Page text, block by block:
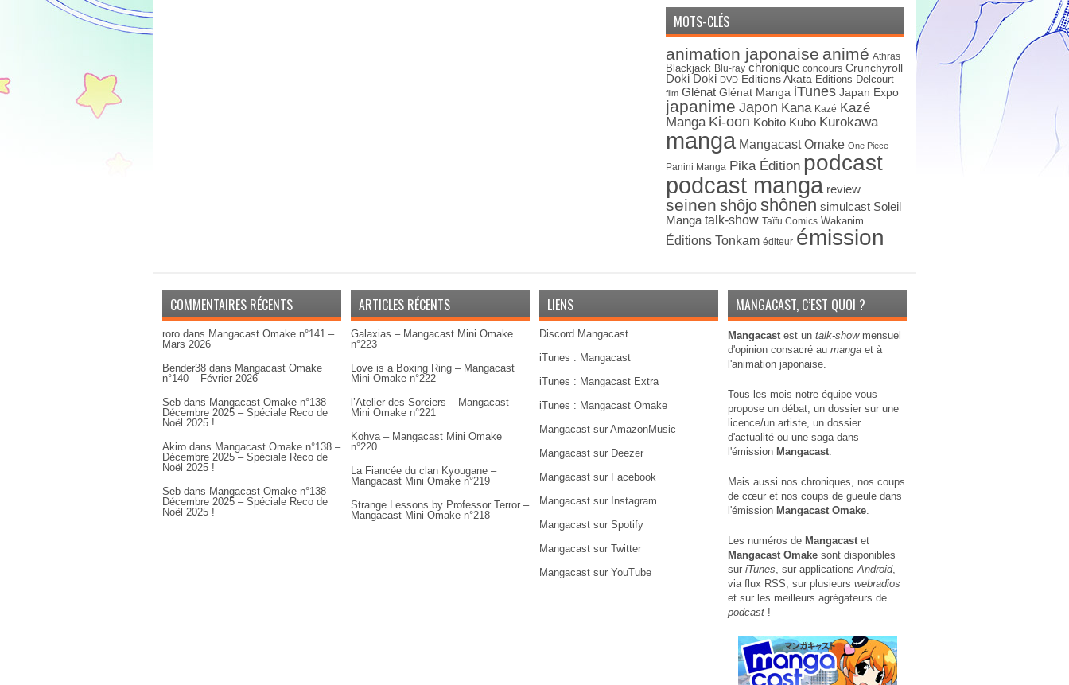
MOTS-CLÉS
animation japonaise animé Athras
Blackjack Blu-ray chronique concours Crunchyroll
Doki Doki DVD Editions Akata Editions Delcourt
film Glénat Glénat Manga iTunes Japan Expo
japanime Japon Kana Kazé Kazé
Manga Ki-oon Kobito Kubo Kurokawa
manga Mangacast Omake One Piece
Panini Manga Pika Édition podcast
podcast manga review
seinen shôjoshônen simulcast Soleil
Manga talk-show Taïfu Comics Wakanim
Éditions Tonkam éditeur émission
COMMENTAIRES RÉCENTS
roro dans Mangacast Omake n°141 –
Mars 2026
Bender38 dans Mangacast Omake
n°140 – Février 2026
Seb dans Mangacast Omake n°138 –
Décembre 2025 – Spéciale Reco de
Noël 2025 !
Akiro dans Mangacast Omake n°138 –
Décembre 2025 – Spéciale Reco de
Noël 2025 !
Seb dans Mangacast Omake n°138 –
Décembre 2025 – Spéciale Reco de
Noël 2025 !
ARTICLES RÉCENTS
Galaxias – Mangacast Mini Omake
n°223
Love is a Boxing Ring – Mangacast
Mini Omake n°222
l’Atelier des Sorciers – Mangacast
Mini Omake n°221
Kohva – Mangacast Mini Omake
n°220
La Fiancée du clan Kyougane –
Mangacast Mini Omake n°219
Strange Lessons by Professor Terror –
Mangacast Mini Omake n°218
LIENS
Discord Mangacast
iTunes : Mangacast
iTunes : Mangacast Extra
iTunes : Mangacast Omake
Mangacast sur AmazonMusic
Mangacast sur Deezer
Mangacast sur Facebook
Mangacast sur Instagram
Mangacast sur Spotify
Mangacast sur Twitter
Mangacast sur YouTube
MANGACAST, C’EST QUOI ?
Mangacastest un talk-showmensuel
d'opinion consacré au manga et à
l'animation japonaise.
Tous les mois notre équipe vous
propose un débat, un dossier sur une
licence/un artiste, un dossier
d'actualité ou une saga dans
l'émission Mangacast.
Mais aussi nos chroniques, nos coups
de cœur et nos coups de gueule dans
l'émission Mangacast Omake.
Les numéros de Mangacastet
Mangacast Omake sont disponibles
sur iTunes, sur applicationsAndroid,
via flux RSS, sur plusieurs webradios
et sur les meilleurs agrégateurs de
podcast !